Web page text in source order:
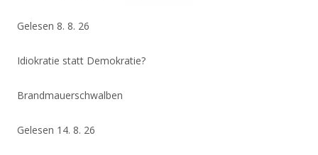
Gelesen 8. 8. 26
Idiokratie statt Demokratie?
Brandmauerschwalben
Gelesen 14. 8. 26